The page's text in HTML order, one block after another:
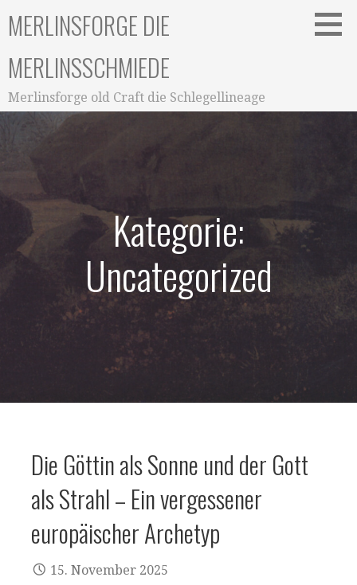
Inhalt
MERLINSFORGE DIE
MERLINSSCHMIEDE
Merlinsforge old Craft die Schlegellineage
Kategorie:
Uncategorized
Die Göttin als Sonne und der Gott
als Strahl – Ein vergessener
europäischer Archetyp
15. November 2025